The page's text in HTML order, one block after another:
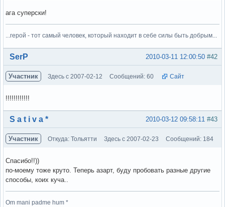
ага суперски!
...герой - тот самый человек, который находит в себе силы быть добрым...
Вне форума #42
2010-03-11 12:00:50
SerP
Участник Здесь с 2007-02-12 Сообщений: 60 Сайт
!!!!!!!!!!!!
Вне форума #43
2010-03-12 09:58:11
S a t i v a *
Участник Откуда: Тольятти Здесь с 2007-02-23 Сообщений: 184
Спасибо!!))
по-моему тоже круто. Теперь азарт, буду пробовать разные другие
способы, коих куча..
Om mani padme hum *